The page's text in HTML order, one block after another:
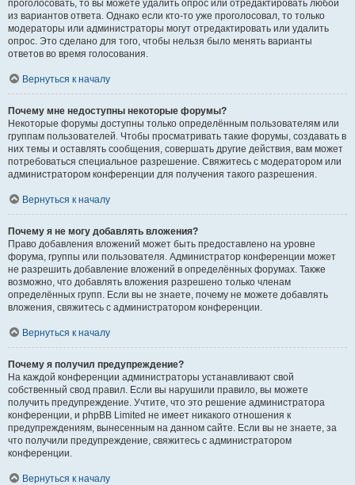
проголосовать, то вы можете удалить опрос или отредактировать любой
из вариантов ответа. Однако если кто-то уже проголосовал, то только
модераторы или администраторы могут отредактировать или удалить
опрос. Это сделано для того, чтобы нельзя было менять варианты
ответов во время голосования.
Вернуться к началу
Почему мне недоступны некоторые форумы?
Некоторые форумы доступны только определённым пользователям или
группам пользователей. Чтобы просматривать такие форумы, создавать в
них темы и оставлять сообщения, совершать другие действия, вам может
потребоваться специальное разрешение. Свяжитесь с модератором или
администратором конференции для получения такого разрешения.
Вернуться к началу
Почему я не могу добавлять вложения?
Право добавления вложений может быть предоставлено на уровне
форума, группы или пользователя. Администратор конференции может
не разрешить добавление вложений в определённых форумах. Также
возможно, что добавлять вложения разрешено только членам
определённых групп. Если вы не знаете, почему не можете добавлять
вложения, свяжитесь с администратором конференции.
Вернуться к началу
Почему я получил предупреждение?
На каждой конференции администраторы устанавливают свой
собственный свод правил. Если вы нарушили правило, вы можете
получить предупреждение. Учтите, что это решение администратора
конференции, и phpBB Limited не имеет никакого отношения к
предупреждениям, вынесенным на данном сайте. Если вы не знаете, за
что получили предупреждение, свяжитесь с администратором
конференции.
Вернуться к началу